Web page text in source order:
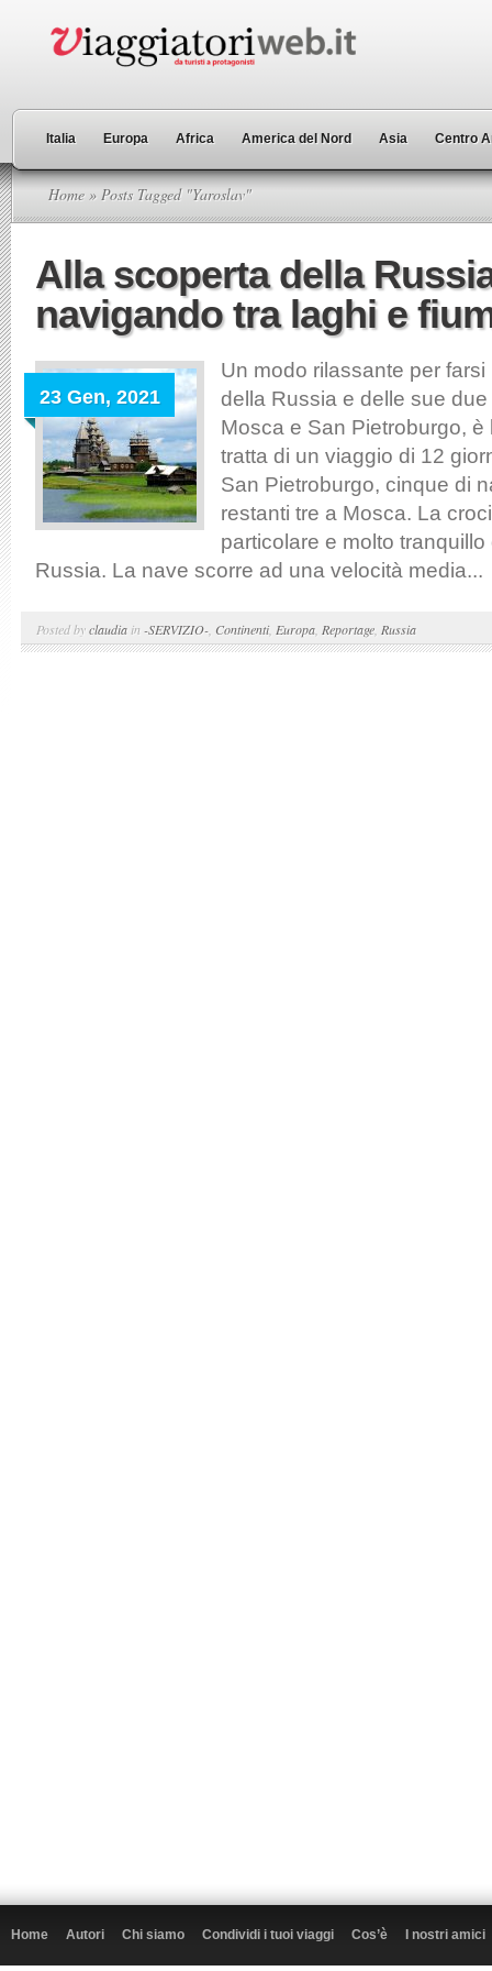
Italia Europa Africa America del Nord Asia Centro
Home » Posts Tagged "Yaroslav"
Alla scoperta della
navigando tra laghi e
23 Gen, 2021
Un modo rilassante per
della Russia e delle sue
Mosca e San Pietroburgo, è
tratta di un viaggio di 12
San Pietroburgo, cinque di
restanti tre a Mosca. La
particolare e molto
Russia. La nave scorre ad una velocità media...
Posted byclaudia in -SERVIZIO- Continenti, Europa Reportage Russia
Home Autori Chi siamo Condividi i tuoi viaggi Cos’è I nostri amici